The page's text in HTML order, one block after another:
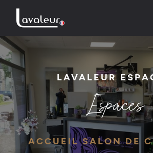
content
LAVALEUR
Espaces
ACCUEIL SALON DE